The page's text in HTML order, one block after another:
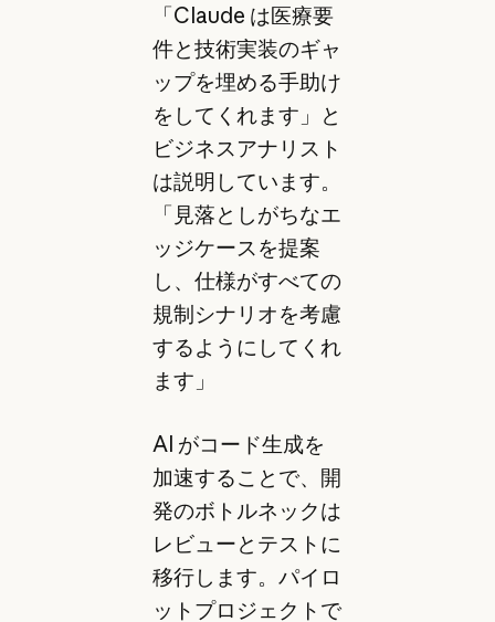
「Claude は医療要
件と技術実装のギャ
ップを埋める手助け
をしてくれます」と
ビジネスアナリスト
は説明しています。
「見落としがちなエ
ッジケースを提案
し、仕様がすべての
規制シナリオを考慮
するようにしてくれ
ます」
AI がコード生成を
加速することで、開
発のボトルネックは
レビューとテストに
移行します。パイロ
ットプロジェクトで